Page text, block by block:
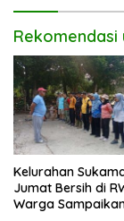
Rekomendasi
Kelurahan
Jumat Bersih di
Warga